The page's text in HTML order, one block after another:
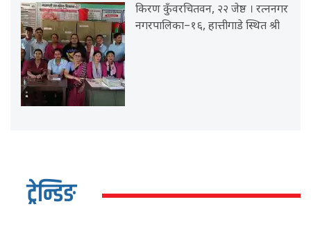
किरण कुँवरचितवन, २२ जेष्ठ । रत्ननगर
नगरपालिका–१६, हात्तीगाडे स्थित श्री
ट्रेन्डिङ